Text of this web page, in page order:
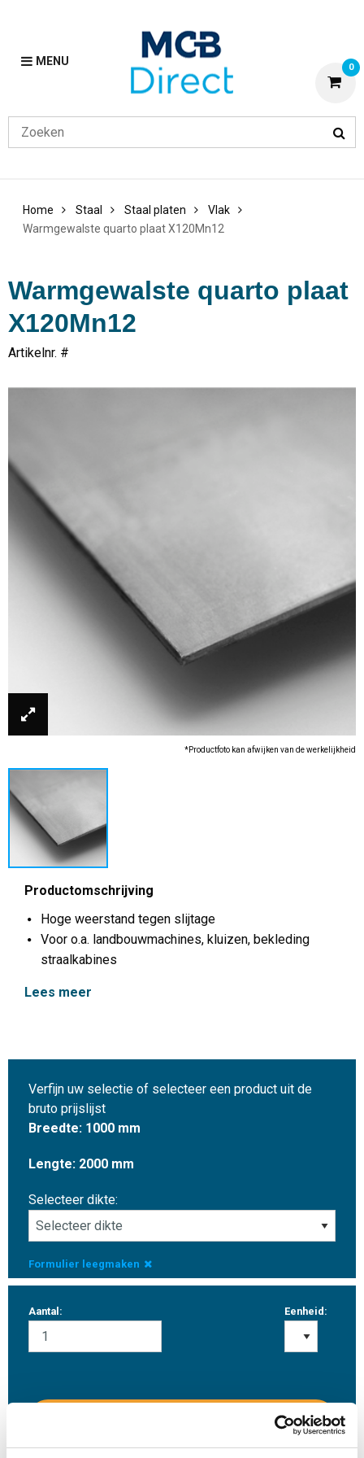
MENU 0
Home Staal Staal platen
Vlak
Warmgewalste quarto plaat X120Mn12
Warmgewalste quarto plaat
X120Mn12
Artikelnr. #
*Productfoto kan afwijken van de werkelijkheid
Productomschrijving
Hoge weerstand tegen slijtage
Voor o.a. landbouwmachines, kluizen, bekleding
straalkabines
Lees meer
Verfijn uw selectie of selecteer een product uit de
bruto prijslijst
Breedte: 1000 mm
Lengte: 2000 mm
Selecteer dikte:
Formulier leegmaken
Aantal: Eenheid: